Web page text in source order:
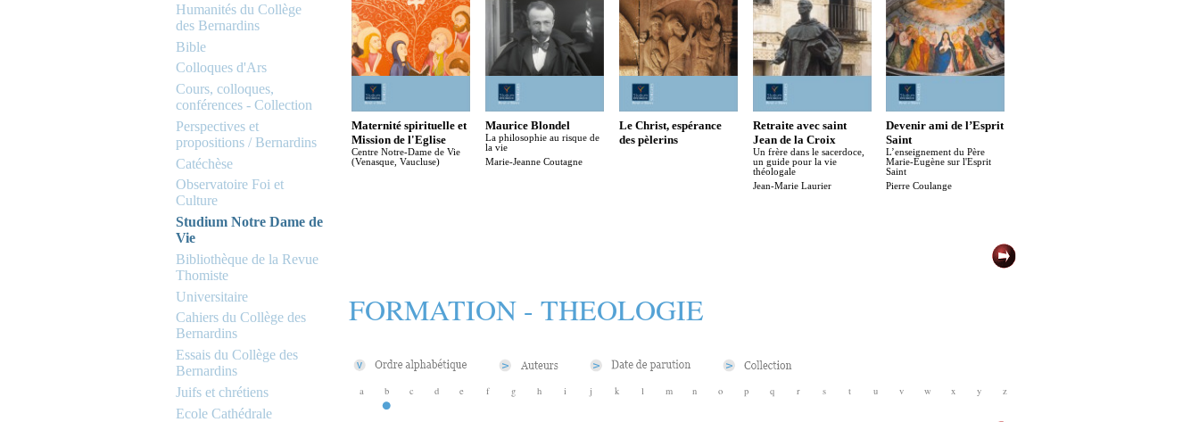
Humanités du Collège
des Bernardins
Bible
Colloques d'Ars
Cours, colloques,
conférences - Collection
Perspectives et
propositions / Bernardins
Catéchèse
Observatoire Foi et
Culture
Studium Notre Dame de
Vie
Bibliothèque de la Revue
Thomiste
Universitaire
Cahiers du Collège des
Bernardins
Essais du Collège des
Bernardins
Juifs et chrétiens
Ecole Cathédrale
Maternité spirituelle et
Mission de l'Eglise
Centre Notre-Dame de Vie
(Venasque, Vaucluse)
Maurice Blondel
La philosophie au risque de
la vie
Marie-Jeanne Coutagne
Le Christ, espérance
des pèlerins
Retraite avec saint
Jean de la Croix
Un frère dans le sacerdoce,
un guide pour la vie
théologale
Jean-Marie Laurier
Devenir ami de l’Esprit
Saint
L’enseignement du Père
Marie-Eugène sur l'Esprit
Saint
Pierre Coulange
FORMATION - THEOLOGIE
a b c d e f g h i j k l m n o p q r s t u v w x y z